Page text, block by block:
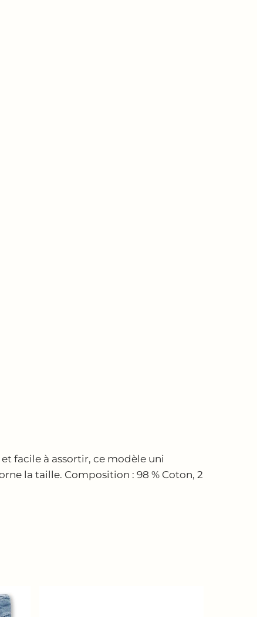
facile à assortir, ce modèle uni
la taille. Composition : 98 % Coton, 2